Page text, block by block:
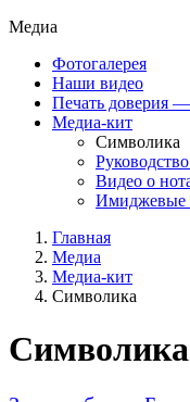
Медиа
Фотогалерея
Наши видео
Печать доверия —
Медиа-кит
Символика
Видео о
Имиджевые
Главная
Медиа
Медиа-кит
Символика
Символика